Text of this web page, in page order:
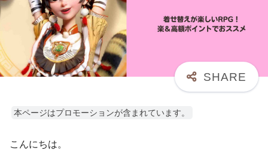
本ページはプロモーションが含まれています。
こんにちは。